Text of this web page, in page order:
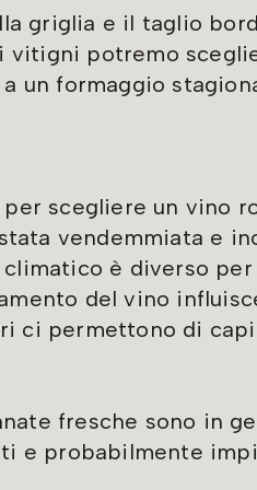
griglia e il taglio
vitigni potremo
un formaggio
scegliere un vino
stata vendemmiata e
climatico è diverso
del vino
ci permettono di
fresche sono in
e probabilmente